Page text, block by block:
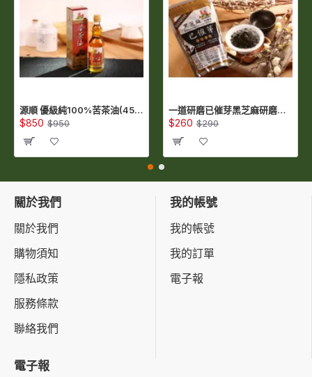
源順 優級純100%苦茶油(450ml) (TA450)
$850 $950
一道研磨已催芽黑芝麻研磨粉(300公克/包) (QSS300)
$260 $290
關於我們
關於我們
購物須知
隱私政策
服務條款
聯絡我們
我的帳號
我的帳號
我的訂單
電子報
電子報